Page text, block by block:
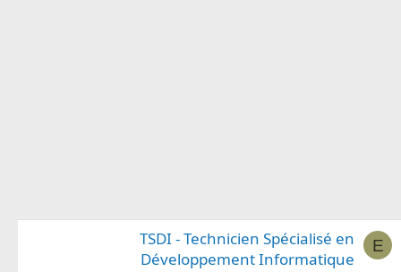
E
TSDI - Technicien Spécialisé en
Développement Informatique